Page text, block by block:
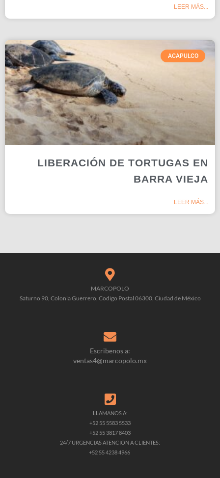
LEER MÁS...
ACAPULCO
LIBERACIÓN DE TORTUGAS EN
BARRA VIEJA
LEER MÁS...
MARCOPOLO
Saturno 90, Colonia Guerrero, Codigo Postal 06300, Ciudad de México
Escribenos a:
ventas4@marcopolo.mx
LLAMANOS A:
+52 55 5583 5533
+52 55 3817 8403
24/7 URGENCIAS ATENCION A CLIENTES:
+52 55 4238 4966